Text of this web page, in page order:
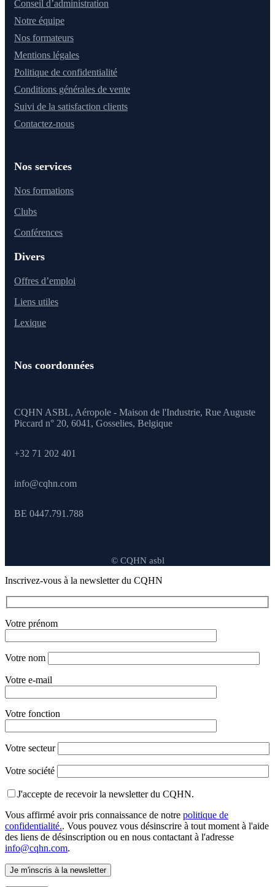
Conseil d’administration
Notre équipe
Nos formateurs
Mentions légales
Politique de confidentialité
Conditions générales de vente
Suivi de la satisfaction clients
Contactez-nous
Nos services
Nos formations
Clubs
Conférences
Divers
Offres d’emploi
Liens utiles
Lexique
Nos coordonnées
CQHN ASBL, Aéropole - Maison de l'Industrie, Rue Auguste
Piccard n° 20, 6041, Gosselies, Belgique
+32 71 202 401
info@cqhn.com
BE 0447.791.788
© CQHN asbl
Inscrivez-vous à la newsletter du CQHN
Votre prénom
Votre nom
Votre e-mail
Votre fonction
Votre secteur
Votre société
J'accepte de recevoir la newsletter du CQHN.
Vous affirmé avoir pris connaissance de notre politique de
confidentialité.. Vous pouvez vous désinscrire à tout moment à l'aide
des liens de désinscription ou en nous contactant à l'adresse
info@cqhn.com.